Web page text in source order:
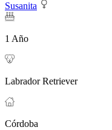
Susanita
1 Año
Labrador Retriever
Córdoba